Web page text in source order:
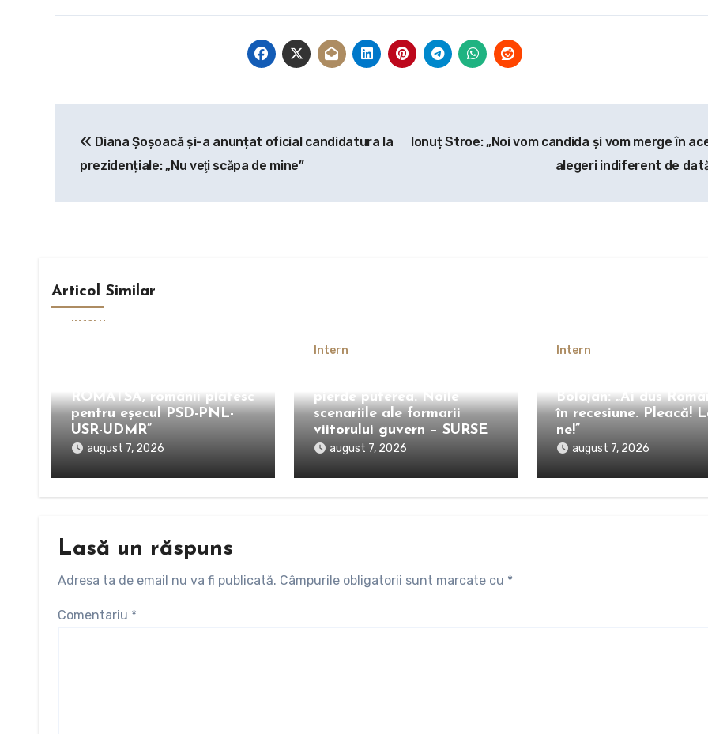
Diana Șoșoacă și-a anunțat oficial candidatura la
prezidențiale: „Nu veţi scăpa de mine”
Ionuț Stroe: „Noi vom candida și vom merge în
alegeri indiferent de
Articol Similar
Intern
ROMATSA, românii plătesc
pentru eșecul PSD-PNL-
USR-UDMR”
august 7, 2026
Intern
pierde puterea. Noile
scenariile ale formarii
viitorului guvern – SURSE
august 7, 2026
Intern
Bolojan: „Ai dus
în recesiune. Pleacă!
ne!”
august 7, 2026
Lasă un răspuns
Adresa ta de email nu va fi publicată. Câmpurile obligatorii sunt marcate cu *
Comentariu *